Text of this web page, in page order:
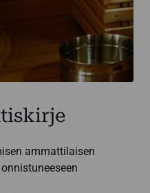
ammattilaisen